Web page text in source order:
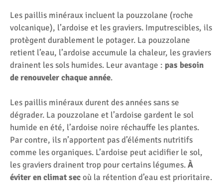
Les paillis minéraux incluent la pouzzolane (roche
volcanique), l’ardoise et les graviers. Imputrescibles, ils
protègent durablement le potager. La pouzzolane
retient l’eau, l’ardoise accumule la chaleur, les graviers
drainent les sols humides. Leur avantage : pas besoin
de renouveler chaque année.
Les paillis minéraux durent des années sans se
dégrader. La pouzzolane et l’ardoise gardent le sol
humide en été, l’ardoise noire réchauffe les plantes.
Par contre, ils n’apportent pas d’éléments nutritifs
comme les organiques. L’ardoise peut acidifier le sol,
les graviers drainent trop pour certains légumes.À
éviter en climat secoù la rétention d’eau est prioritaire.